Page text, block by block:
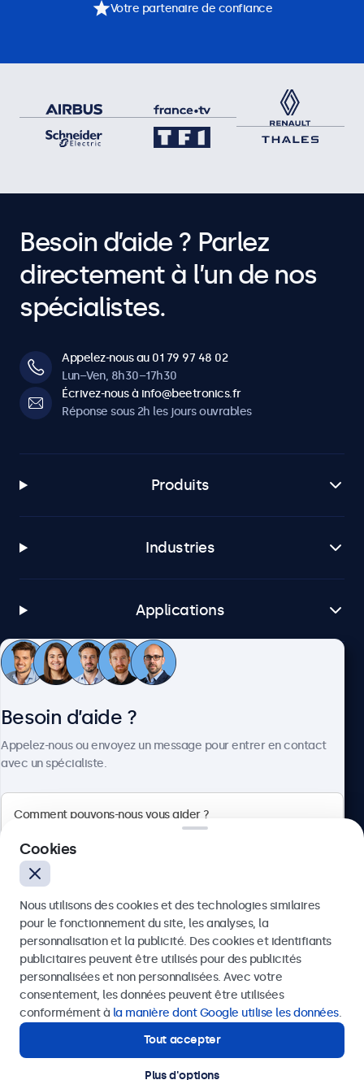
Votre partenaire de confiance
Besoin d’aide ? Parlez
directement à l’un de nos
spécialistes.
Appelez-nous au 01 79 97 48 02
Lun–Ven, 8h30–17h30
Écrivez-nous à info@beetronics.fr
Réponse sous 2h les jours ouvrables
Produits
Industries
Applications
Service client
4.8/5 noté par 5000+ entreprises
Français
Besoin d’aide ?
Appelez-nous ou envoyez un message pour entrer en contact
avec un spécialiste.
Envoyer
Ou appelez-nous au01 79 97 48 02
Contactez nos spécialistes.
Cookies
Nous utilisons des cookies et des technologies similaires
pour le fonctionnement du site, les analyses, la
personnalisation et la publicité. Des cookies et identifiants
publicitaires peuvent être utilisés pour des publicités
personnalisées et non personnalisées. Avec votre
consentement, les données peuvent être utilisées
conformément à la manière dont Google utilise les données.
Tout accepter
Plus d'options